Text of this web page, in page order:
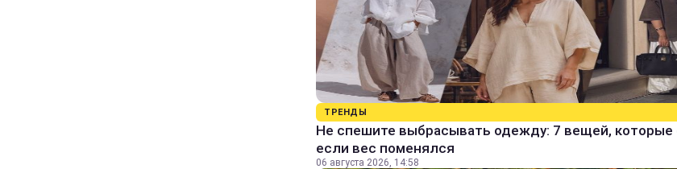
ТРЕНДЫ
Не спешите выбрасывать одежду: 7 вещей, которые
если вес поменялся
06 августа 2026, 14:58